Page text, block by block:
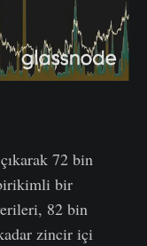
72 bin
bir
82 bin
zincir içi